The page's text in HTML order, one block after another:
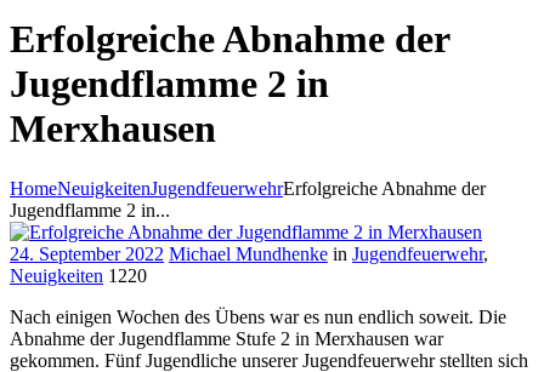
Erfolgreiche Abnahme der
Jugendflamme 2 in
Merxhausen
HomeNeuigkeitenJugendfeuerwehrErfolgreiche Abnahme der
Jugendflamme 2 in...
24. September 2022 Michael Mundhenke in Jugendfeuerwehr,
Neuigkeiten 1220
Nach einigen Wochen des Übens war es nun endlich soweit. Die
Abnahme der Jugendflamme Stufe 2 in Merxhausen war
gekommen. Fünf Jugendliche unserer Jugendfeuerwehr stellten sich